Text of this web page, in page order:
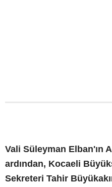
Vali Süleyman Elban'ın
ardından, Kocaeli
Sekreteri Tahir